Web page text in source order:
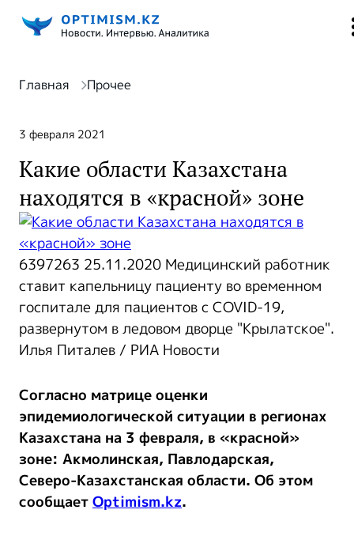
Главная Прочее
3 февраля 2021
Какие области Казахстана
находятся в «красной» зоне
6397263 25.11.2020 Медицинский работник
ставит капельницу пациенту во временном
госпитале для пациентов с COVID-19,
развернутом в ледовом дворце "Крылатское".
Илья Питалев / РИА Новости
Согласно матрице оценки
эпидемиологической ситуации в регионах
Казахстана на 3 февраля, в «красной»
зоне: Акмолинская, Павлодарская,
Северо-Казахстанская области. Об этом
сообщаетOptimism.kz.